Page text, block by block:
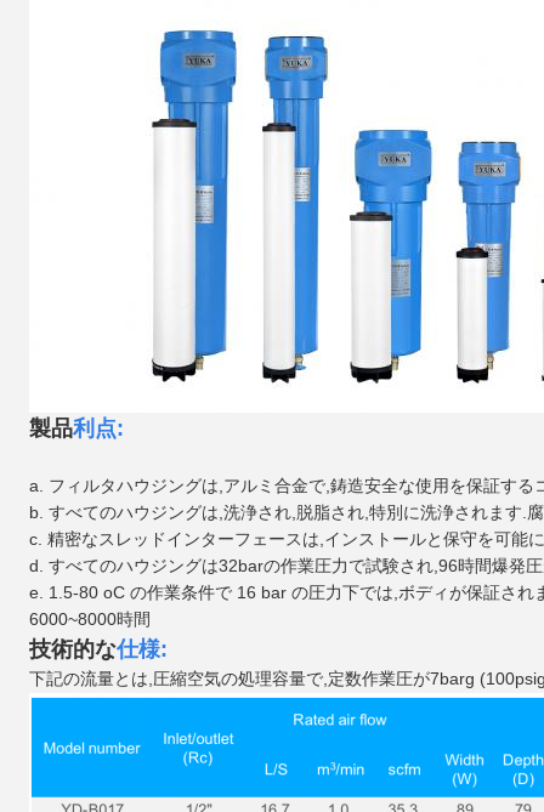
製品利点:
a. フィルタハウジングは,アルミ合金で, 鋳造安全な使用を保証する
b. すべてのハウジングは,洗浄され,脱脂され,特別に洗浄されます.
c. 精密なスレッドインターフェースは,インストールと保守を可能
d. すべてのハウジングは32barの作業圧力で試験され, 96時間爆発
e. 1.5-80 oC の作業条件で 16 bar の圧力下では,ボディが保証され
6000~8000時間
技術的な仕様:
下記の流量とは,圧縮空気の処理容量で,定数作業圧が7barg